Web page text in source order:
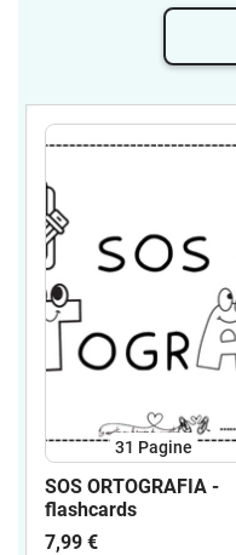
31 Pagine
SOS ORTOGRAFIA -
flashcards
7,99 €